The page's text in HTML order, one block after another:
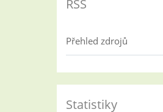
RSS
Přehled zdrojů
Statistiky